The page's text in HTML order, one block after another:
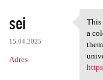
sei
15.04.2025
Adres
This
This
a